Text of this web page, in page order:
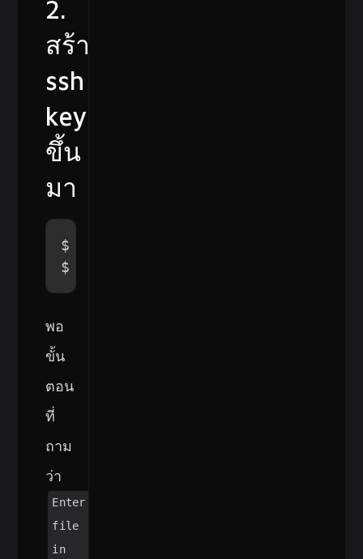
2.
สร้าง
ssh
key
ขึ้น
มา
$ ssh-keygen
$ ssh-keygen
พอ
ขั้น
ตอน
ที่
ถาม
ว่า
Enter
file
in